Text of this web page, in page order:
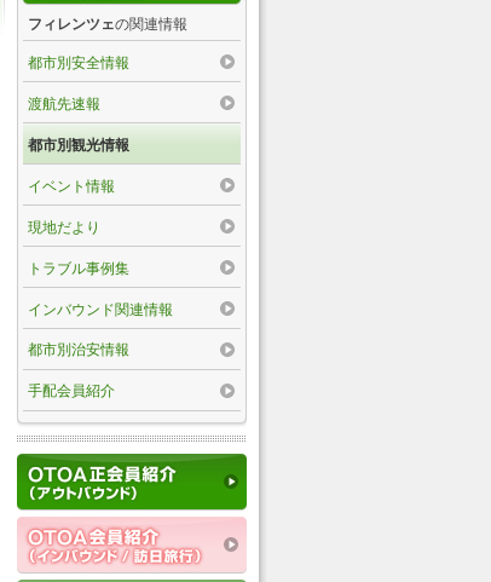
フィレンツェの関連情報
都市別安全情報
渡航先速報
都市別観光情報
イベント情報
現地だより
トラブル事例集
インバウンド関連情報
都市別治安情報
手配会員紹介